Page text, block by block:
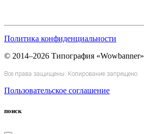
Политика конфиденциальности
© 2014–2026 Типография «Wowbanner»
Все права защищены. Копирование запрещено
Пользовательское соглашение
поиск